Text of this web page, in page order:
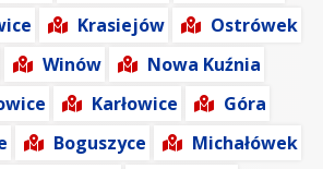
Krasiejów
Ostrówek
Winów
Nowa Kuźnia
Karłowice
Góra
Boguszyce
Michałówek